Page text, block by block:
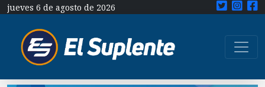
jueves 6 de agosto de 2026